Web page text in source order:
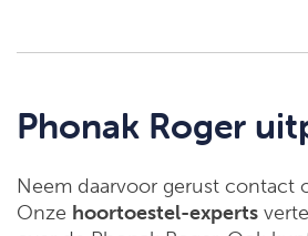
Phonak Roger
Neem daarvoor gerust contact
Onze hoortoestel-experts